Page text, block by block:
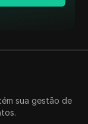
sua gestão de